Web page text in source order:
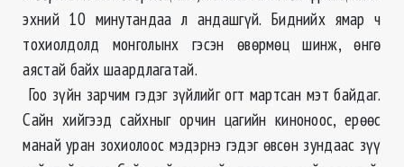
эхний 10 минутандаа л андашгүй. Биднийх ямар ч
тохиолдолд монголынх гэсэн өвөрмөц шинж, өнгө
аястай байх шаардлагатай.
Гоо зүйн зарчим гэдэг зүйлийг огт мартсан мэт байдаг.
Сайн хийгээд сайхныг орчин цагийн киноноос, ерөөс
манай уран зохиолоос мэдэрнэ гэдэг өвсөн зундаас зүү